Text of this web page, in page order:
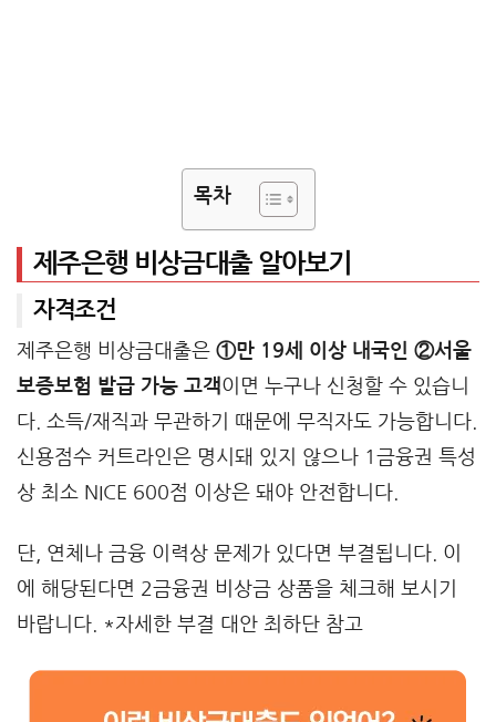
목차
제주은행 비상금대출 알아보기
자격조건
제주은행 비상금대출은 ①만 19세 이상 내국인 ②서울
보증보험 발급 가능 고객이면 누구나 신청할 수 있습니
다. 소득/재직과 무관하기 때문에 무직자도 가능합니다.
신용점수 커트라인은 명시돼 있지 않으나 1금융권 특성
상 최소 NICE 600점 이상은 돼야 안전합니다.
단, 연체나 금융 이력상 문제가 있다면 부결됩니다. 이
에 해당된다면 2금융권 비상금 상품을 체크해 보시기
바랍니다. *자세한 부결 대안 최하단 참고